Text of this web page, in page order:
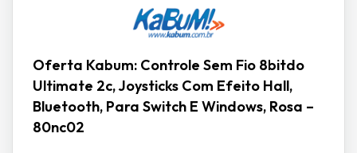
Oferta Kabum: Controle Sem Fio 8bitdo
Ultimate 2c, Joysticks Com Efeito Hall,
Bluetooth, Para Switch E Windows, Rosa –
80nc02